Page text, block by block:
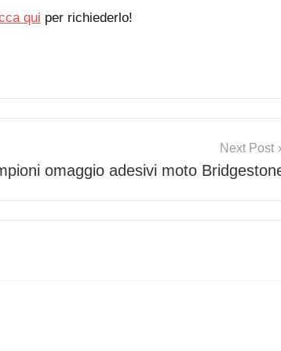
qui per richiederlo!
Next Post
omaggio adesivi moto